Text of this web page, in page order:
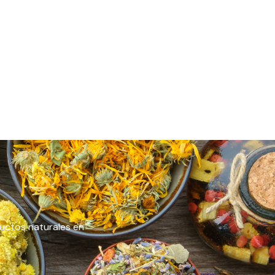
naturales en